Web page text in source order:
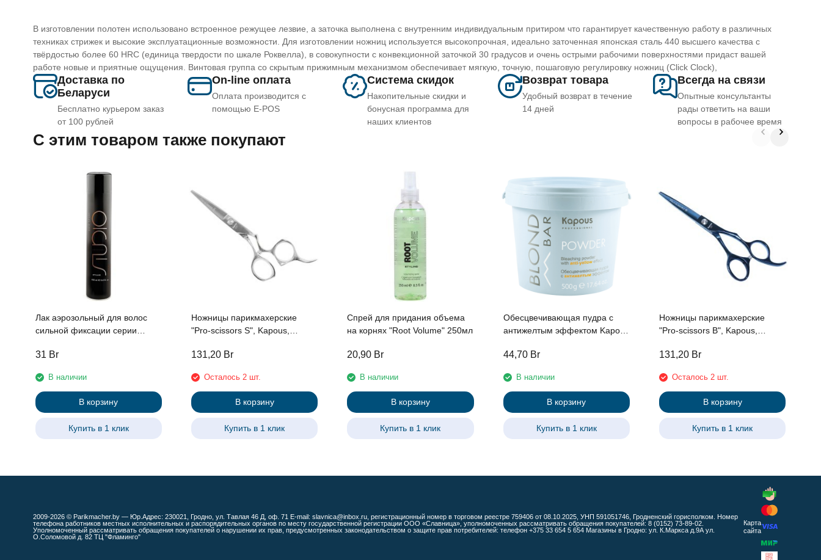
В изготовлении полотен использовано встроенное режущее лезвие, а заточка выполнена с внутренним индивидуальным притиром что гарантирует качественную работу в различных
техниках стрижек и высокие эксплуатационные возможности. Для изготовлении ножниц используется высокопрочная, идеально заточенная японская сталь 440 высшего качества с
твёрдостью более 60 HRC (единица твердости по шкале Роквелла), в совокупности с конвекционной заточкой 30 градусов и очень острыми рабочими поверхностями придаст вашей
работе новые и приятные ощущения. Винтовая группа со скрытым прижимным механизмом обеспечивает мягкую, точную, пошаговую регулировку ножниц (Click Clock),
Доставка по
Беларуси
Бесплатно курьером заказ
от 100 рублей
On-line оплата
Оплата производится с
помощью E-POS
Система скидок
Накопительные скидки и
бонусная программа для
наших клиентов
Возврат товара
Удобный возврат в течение
14 дней
Всегда на связи
Опытные консультанты
рады ответить на ваши
вопросы в рабочее время
C этим товаром также покупают
Лак аэрозольный для волос
сильной фиксации серии
Professional, 500 мл
31 Br
В наличии
В корзину
Купить в 1 клик
Ножницы парикмахерские
"Pro-scissors S", Kapous,
131,20 Br
Осталось 2 шт.
В корзину
Купить в 1 клик
Спрей для придания объема
на корнях "Root Volume" 250мл
20,90 Br
В наличии
В корзину
Купить в 1 клик
Обесцвечивающая пудра с
антижелтым эффектом Kapous
44,70 Br
В наличии
В корзину
Купить в 1 клик
Ножницы парикмахерские
"Pro-scissors B", Kapous,
131,20 Br
Осталось 2 шт.
В корзину
Купить в 1 клик
2009-2026 © Parikmacher.by — Юр.Адрес: 230021, Гродно, ул. Тавлая 46 Д, оф. 71 E-mail: slavnica@inbox.ru, регистрационный номер в торговом реестре 759406 от 08.10.2025, УНП 591051746, Гродненский горисполком. Номер
телефона работников местных исполнительных и распорядительных органов по месту государственной регистрации ООО «Славница», уполномоченных рассматривать обращения покупателей: 8 (0152) 73-89-02.
Уполномоченный рассматривать обращения покупателей о нарушении их прав, предусмотренных законодательством о защите прав потребителей: телефон +375 33 654 5 654 Магазины в Гродно: ул. К.Маркса д.9А ул.
О.Соломовой д. 82 ТЦ "Фламинго"
Карта
сайта